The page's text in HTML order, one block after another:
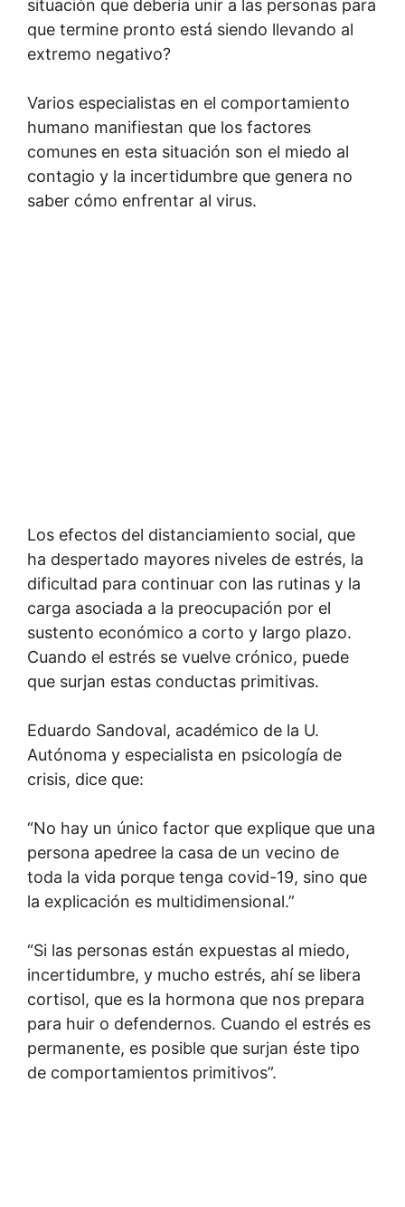
situación que debería unir a las personas para
que termine pronto está siendo llevando al
extremo negativo?
Varios especialistas en el comportamiento
humano manifiestan que los factores
comunes en esta situación son el miedo al
contagio y la incertidumbre que genera no
saber cómo enfrentar al virus.
Los efectos del distanciamiento social, que
ha despertado mayores niveles de estrés, la
dificultad para continuar con las rutinas y la
carga asociada a la preocupación por el
sustento económico a corto y largo plazo.
Cuando el estrés se vuelve crónico, puede
que surjan estas conductas primitivas.
Eduardo Sandoval, académico de la U.
Autónoma y especialista en psicología de
crisis, dice que:
“No hay un único factor que explique que una
persona apedree la casa de un vecino de
toda la vida porque tenga covid-19, sino que
la explicación es multidimensional.”
“Si las personas están expuestas al miedo,
incertidumbre, y mucho estrés, ahí se libera
cortisol, que es la hormona que nos prepara
para huir o defendernos. Cuando el estrés es
permanente, es posible que surjan éste tipo
de comportamientos primitivos”.